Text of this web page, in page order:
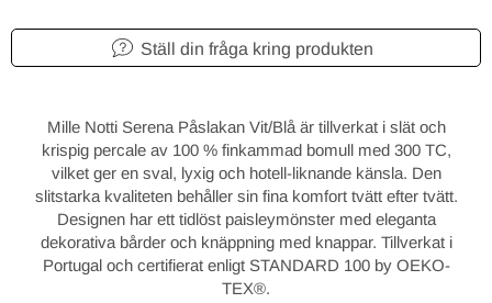
Ställ din fråga kring produkten
Mille Notti Serena Påslakan Vit/Blå är tillverkat i slät och
krispig percale av 100 % finkammad bomull med 300 TC,
vilket ger en sval, lyxig och hotell-liknande känsla. Den
slitstarka kvaliteten behåller sin fina komfort tvätt efter tvätt.
Designen har ett tidlöst paisleymönster med eleganta
dekorativa bårder och knäppning med knappar. Tillverkat i
Portugal och certifierat enligt STANDARD 100 by OEKO-
TEX®.